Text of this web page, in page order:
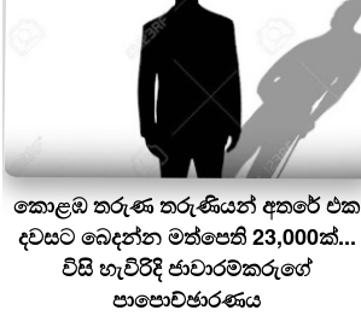
කොළඹ තරුණ තරුණියන් අතරේ එක
දවසට බෙදන්න මත්පෙති 23,000ක්...
විසි හැවිරිදි ජාවාරම්කරුගේ
පාපොච්ඡාරණය